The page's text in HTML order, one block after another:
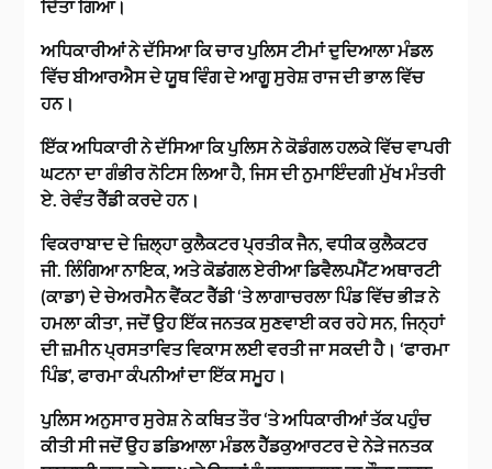
ਦਿੱਤਾ ਗਿਆ।
ਅਧਿਕਾਰੀਆਂ ਨੇ ਦੱਸਿਆ ਕਿ ਚਾਰ ਪੁਲਿਸ ਟੀਮਾਂ ਦੁਦਿਆਲਾ ਮੰਡਲ
ਵਿੱਚ ਬੀਆਰਐਸ ਦੇ ਯੂਥ ਵਿੰਗ ਦੇ ਆਗੂ ਸੁਰੇਸ਼ ਰਾਜ ਦੀ ਭਾਲ ਵਿੱਚ
ਹਨ।
ਇੱਕ ਅਧਿਕਾਰੀ ਨੇ ਦੱਸਿਆ ਕਿ ਪੁਲਿਸ ਨੇ ਕੋਡੰਗਲ ਹਲਕੇ ਵਿੱਚ ਵਾਪਰੀ
ਘਟਨਾ ਦਾ ਗੰਭੀਰ ਨੋਟਿਸ ਲਿਆ ਹੈ, ਜਿਸ ਦੀ ਨੁਮਾਇੰਦਗੀ ਮੁੱਖ ਮੰਤਰੀ
ਏ. ਰੇਵੰਤ ਰੈੱਡੀ ਕਰਦੇ ਹਨ।
ਵਿਕਰਾਬਾਦ ਦੇ ਜ਼ਿਲ੍ਹਾ ਕੁਲੈਕਟਰ ਪ੍ਰਤੀਕ ਜੈਨ, ਵਧੀਕ ਕੁਲੈਕਟਰ
ਜੀ. ਲਿੰਗਿਆ ਨਾਇਕ, ਅਤੇ ਕੋਡਂਗਲ ਏਰੀਆ ਡਿਵੈਲਪਮੈਂਟ ਅਥਾਰਟੀ
(ਕਾਡਾ) ਦੇ ਚੇਅਰਮੈਨ ਵੈਂਕਟ ਰੈੱਡੀ ‘ਤੇ ਲਾਗਾਚਰਲਾ ਪਿੰਡ ਵਿੱਚ ਭੀੜ ਨੇ
ਹਮਲਾ ਕੀਤਾ, ਜਦੋਂ ਉਹ ਇੱਕ ਜਨਤਕ ਸੁਣਵਾਈ ਕਰ ਰਹੇ ਸਨ, ਜਿਨ੍ਹਾਂ
ਦੀ ਜ਼ਮੀਨ ਪ੍ਰਸਤਾਵਿਤ ਵਿਕਾਸ ਲਈ ਵਰਤੀ ਜਾ ਸਕਦੀ ਹੈ। ‘ਫਾਰਮਾ
ਪਿੰਡ’, ਫਾਰਮਾ ਕੰਪਨੀਆਂ ਦਾ ਇੱਕ ਸਮੂਹ।
ਪੁਲਿਸ ਅਨੁਸਾਰ ਸੁਰੇਸ਼ ਨੇ ਕਥਿਤ ਤੌਰ ‘ਤੇ ਅਧਿਕਾਰੀਆਂ ਤੱਕ ਪਹੁੰਚ
ਕੀਤੀ ਸੀ ਜਦੋਂ ਉਹ ਡਡਿਆਲਾ ਮੰਡਲ ਹੈੱਡਕੁਆਰਟਰ ਦੇ ਨੇੜੇ ਜਨਤਕ